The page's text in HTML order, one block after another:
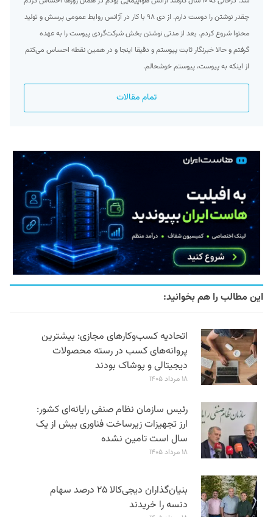
چقدر نوشتن را دوست دارم. از دی ۹۸ با کار در آژانس روابط عمومی پرسش و تولید
محتوا شروع کردم. بعد از مدتی نوشتن بخش شرکت‌گردی پیوست را به عهده
گرفتم و حالا خبرنگار ثابت پیوستم و دقیقا اینجا و در همین نقطه احساس می‌کنم
از اینکه به پیوست، پیوستم خوشحالم.
تمام مقالات
این مطالب را هم بخوانید:
اتحادیه کسب‌وکارهای مجازی: بیشترین
پروانه‌های کسب در رسته محصولات
دیجیتالی و پوشاک بودند
۱۸ مرداد ۱۴۰۵
رئیس سازمان نظام صنفی رایانه‌ای کشور:
ارز تجهیزات زیرساخت فناوری بیش از یک
سال است تامین نشده
۱۸ مرداد ۱۴۰۵
بنیان‌گذاران دیجی‌کالا ۲۵ درصد سهام
دنسه را خریدند